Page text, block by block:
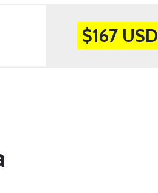
$167 USD